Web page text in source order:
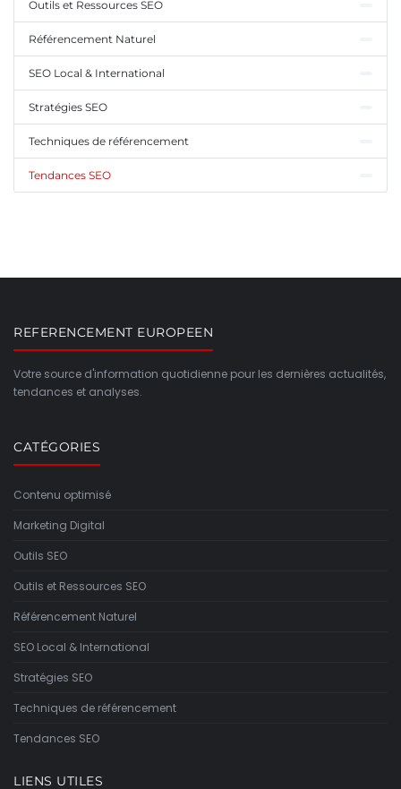
Outils et Ressources SEO
Référencement Naturel
SEO Local & International
Stratégies SEO
Techniques de référencement
Tendances SEO
REFERENCEMENT EUROPEEN
Votre source d'information quotidienne pour les dernières actualités,
tendances et analyses.
CATÉGORIES
Contenu optimisé
Marketing Digital
Outils SEO
Outils et Ressources SEO
Référencement Naturel
SEO Local & International
Stratégies SEO
Techniques de référencement
Tendances SEO
LIENS UTILES